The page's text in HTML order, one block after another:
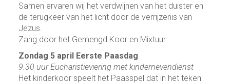
Samen ervaren wij het verdwijnen van het duister en
de terugkeer van het licht door de verrijzenis van
Jezus.
Zang door het Gemengd Koor en Mixtuur.
Zondag 5 april Eerste Paasdag
9.30 uur Eucharistieviering met kindernevendienst
Het kinderkoor speelt het Paasspel dat in het teken